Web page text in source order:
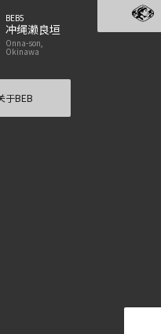
BEB5
冲绳濑良垣
Onna-son,
Okinawa
于BEB